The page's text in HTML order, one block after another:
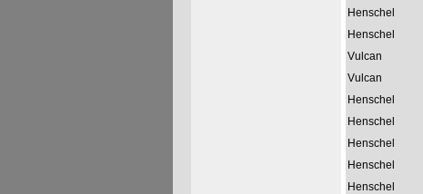
Henschel
Henschel
Vulcan
Vulcan
Henschel
Henschel
Henschel
Henschel
Henschel